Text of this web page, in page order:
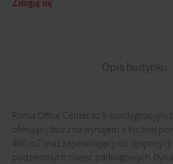
Zaloguj się
Opis budynku
Roma Office Center to 9-kondygnacyjny
oferujący biura na wynajem o łącznej
400 m2 oraz zapewniający do
podziemnych miejsc parkingowych.